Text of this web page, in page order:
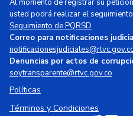
Al momento de registrar su
usted podrá realizar el
Seguimiento de PQRSD
Correo para notificaciones
Denuncias por actos de
soytransparente@rtvc.gov.co
Políticas
Términos y Condiciones